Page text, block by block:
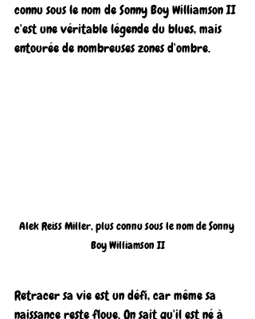
connu sous le nom de Sonny Boy Williamson II
c'est une véritable légende du blues, mais
entourée de nombreuses zones d'ombre.
Alek Reiss Miller, plus connu sous le nom de Sonny
Boy Williamson II
Retracer sa vie est un défi, car même sa
naissance reste floue. On sait qu'il est né à